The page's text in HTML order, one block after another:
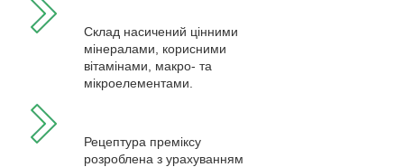
Склад насичений цінними
мінералами, корисними
вітамінами, макро- та
мікроелементами.
Рецептура преміксу
розроблена з урахуванням